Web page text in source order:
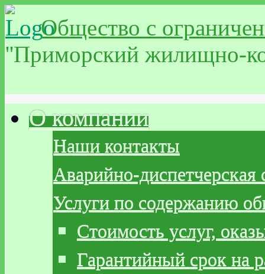
Общество с
''Приморский жилищно-
О компании
Наши контакты
Аварийно-диспетчерская
Услуги по содержанию
Стоимость услуг,
Гарантийный срок на